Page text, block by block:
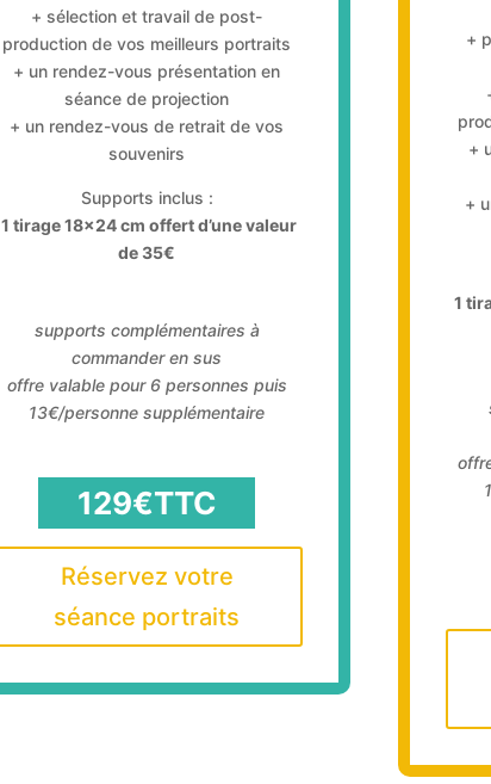
+ sélection et travail de post-
production de vos meilleurs portraits
+ un rendez-vous présentation en
séance de projection
+ un rendez-vous de retrait de vos
souvenirs
Supports inclus :
1 tirage 18×24cm offert d’une valeur
de 35€
supports complémentaires à
commander en sus
offre valable pour 6 personnes puis
13€/personne supplémentaire
129€TTC
Réservez votre
séance portraits
+
+
+
1